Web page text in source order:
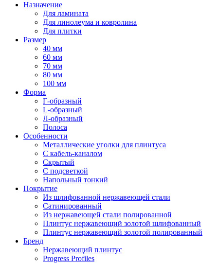
Назначение
Для ламината
Для линолеума и ковролина
Для плитки
Размер
40 мм
60 мм
70 мм
80 мм
100 мм
Форма
Г-образный
L-образный
Л-образный
Полоса
Особенности
Металлические уголки для плинтуса
С кабель-каналом
Скрытый
С подсветкой
Напольный тонкий
Покрытие
Из шлифованной нержавеющей стали
Сатинированный
Из нержавеющей стали полированной
Плинтус нержавеющий золотой шлифованный
Плинтус нержавеющий золотой полированный
Бренд
Нержавеющий плинтус
Progress Profiles